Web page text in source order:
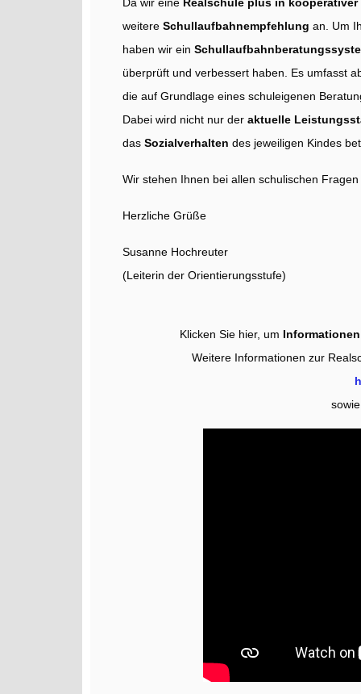
weitere Schullaufbahnempfehlung an. Um
haben wir ein
überprüft und verbessert haben. Es umfasst
die auf Grundlage eines schuleigenen
Dabei wird nicht nur der aktuelle
das Sozialverhalten des jeweiligen Kindes
Wir stehen Ihnen bei allen schulischen
Herzliche Grüße
Susanne Hochreuter
(Leiterin der Orientierungsstufe)
Klicken Sie hier, um
Weitere Informationen zur